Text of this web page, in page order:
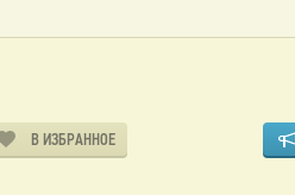
В ИЗБРАННОЕ